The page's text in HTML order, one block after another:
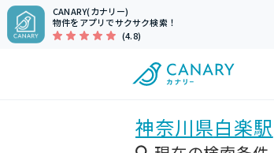
CANARY(カナリー)
物件をアプリでサクサク検索！
(4.8)
神奈川県白楽駅